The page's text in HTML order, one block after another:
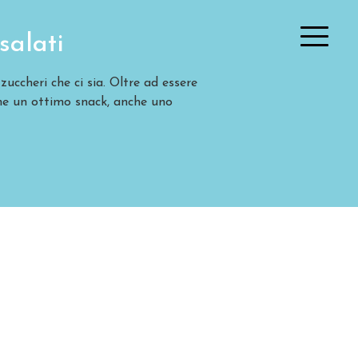
Home
Shop
che ci sia. Oltre ad essere
un ottimo snack, anche uno